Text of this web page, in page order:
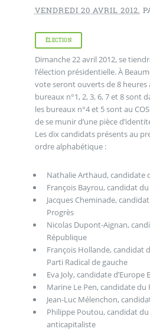
VENDREDI 20 AVRIL 2012,
ÉLECTION
Dimanche 22 avril 2012, se
l’élection présidentielle. À
vote seront ouverts de 8 heures
bureaux n°1, 2, 3, 6, 7 et 8 sont
les bureaux n°4 et 5 sont au
de se munir d’une pièce
Les dix candidats présents au
ordre alphabétique :
Nathalie Arthaud, candidate
François Bayrou, candidat
Jacques Cheminade,
Progrès
Nicolas Dupont-Aignan,
République
François Hollande, candidat
Parti Radical de gauche
Eva Joly, candidate d’Europe
Marine Le Pen, candidate
Jean-Luc Mélenchon,
Philippe Poutou, candidat
anticapitaliste